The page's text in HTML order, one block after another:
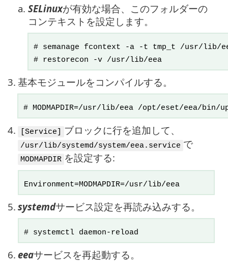
a. SELinuxが有効な場合、このフォルダーの
コンテキストを設定します。
# semanage fcontext -a -t tmp_t /usr/lib/
# restorecon -v /usr/lib/eea
3. 基本モジュールをコンパイルする。
# MODMAPDIR=/usr/lib/eea /opt/eset/eea/bin/
4. [Service] ブロックに行を追加して、
/usr/lib/systemd/system/eea.service で
MODMAPDIR を設定する:
Environment=MODMAPDIR=/usr/lib/eea
5. systemdサービス設定を再読み込みする。
# systemctl daemon-reload
6. eeaサービスを再起動する。